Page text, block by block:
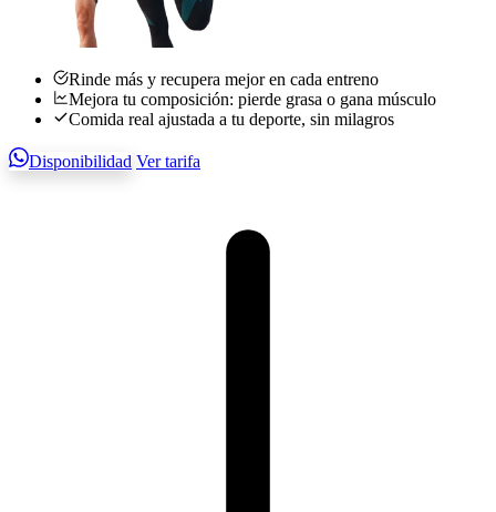
Rinde más y recupera mejor en cada entreno
Mejora tu composición: pierde grasa o gana músculo
Comida real ajustada a tu deporte, sin milagros
Disponibilidad Ver tarifa